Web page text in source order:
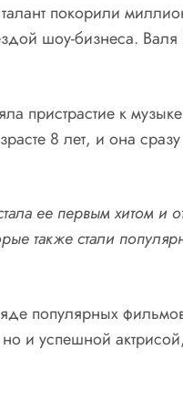
покорили
шоу-бизнеса.
пристрастие к музыке
8 лет, и она
ее первым хитом и
также стали
популярных
и успешной